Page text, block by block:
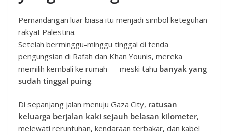
Pemandangan luar biasa itu menjadi simbol keteguhan
rakyat Palestina.
Setelah berminggu-minggu tinggal di tenda
pengungsian di Rafah dan Khan Younis, mereka
memilih kembali ke rumah — meski tahu banyak yang
sudah tinggal puing.
Di sepanjang jalan menuju Gaza City, ratusan
keluarga berjalan kaki sejauh belasan kilometer,
melewati reruntuhan, kendaraan terbakar, dan kabel